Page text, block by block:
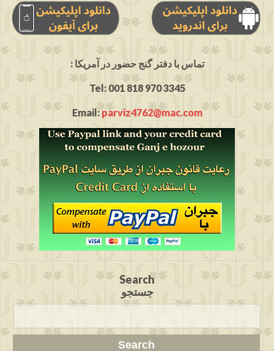
: تماس با دفتر گنج حضور در آمریکا
Tel: 001 818 970 3345
Email:parviz4762@mac.com
Search
جستجو